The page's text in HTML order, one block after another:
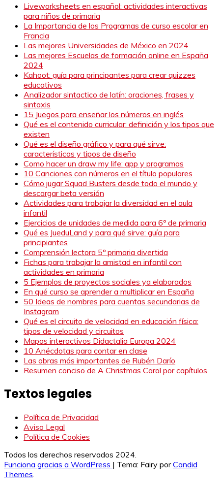
Liveworksheets en español: actividades interactivas
para niños de primaria
La Importancia de los Programas de curso escolar en
Francia
Las mejores Universidades de México en 2024
Las mejores Escuelas de formación online en España
2024
Kahoot: guía para principantes para crear quizzes
educativos
Analizador sintactico de latín: oraciones, frases y
sintaxis
15 Juegos para enseñar los números en inglés
Qué es el contenido curricular: definición y los tipos que
existen
Qué es el diseño gráfico y para qué sirve:
características y tipos de diseño
Como hacer un draw my life: app y programas
10 Canciones con números en el título populares
Cómo jugar Squad Busters desde todo el mundo y
descargar beta versión
Actividades para trabajar la diversidad en el aula
infantil
Ejercicios de unidades de medida para 6º de primaria
Qué es JueduLand y para qué sirve: guía para
principiantes
Comprensión lectora 5º primaria divertida
Fichas para trabajar la amistad en infantil con
actividades en primaria
5 Ejemplos de proyectos sociales ya elaborados
En qué curso se aprender a multiplicar en España
50 Ideas de nombres para cuentas secundarias de
Instagram
Qué es el circuito de velocidad en educación física:
tipos de velocidad y circuitos
Mapas interactivos Didactalia Europa 2024
10 Anécdotas para contar en clase
Las obras más importantes de Rubén Darío
Resumen conciso de A Christmas Carol por capítulos
Textos legales
Política de Privacidad
Aviso Legal
Política de Cookies
Todos los derechos reservados 2024.
Funciona gracias a WordPress | Tema: Fairy porCandid
Themes